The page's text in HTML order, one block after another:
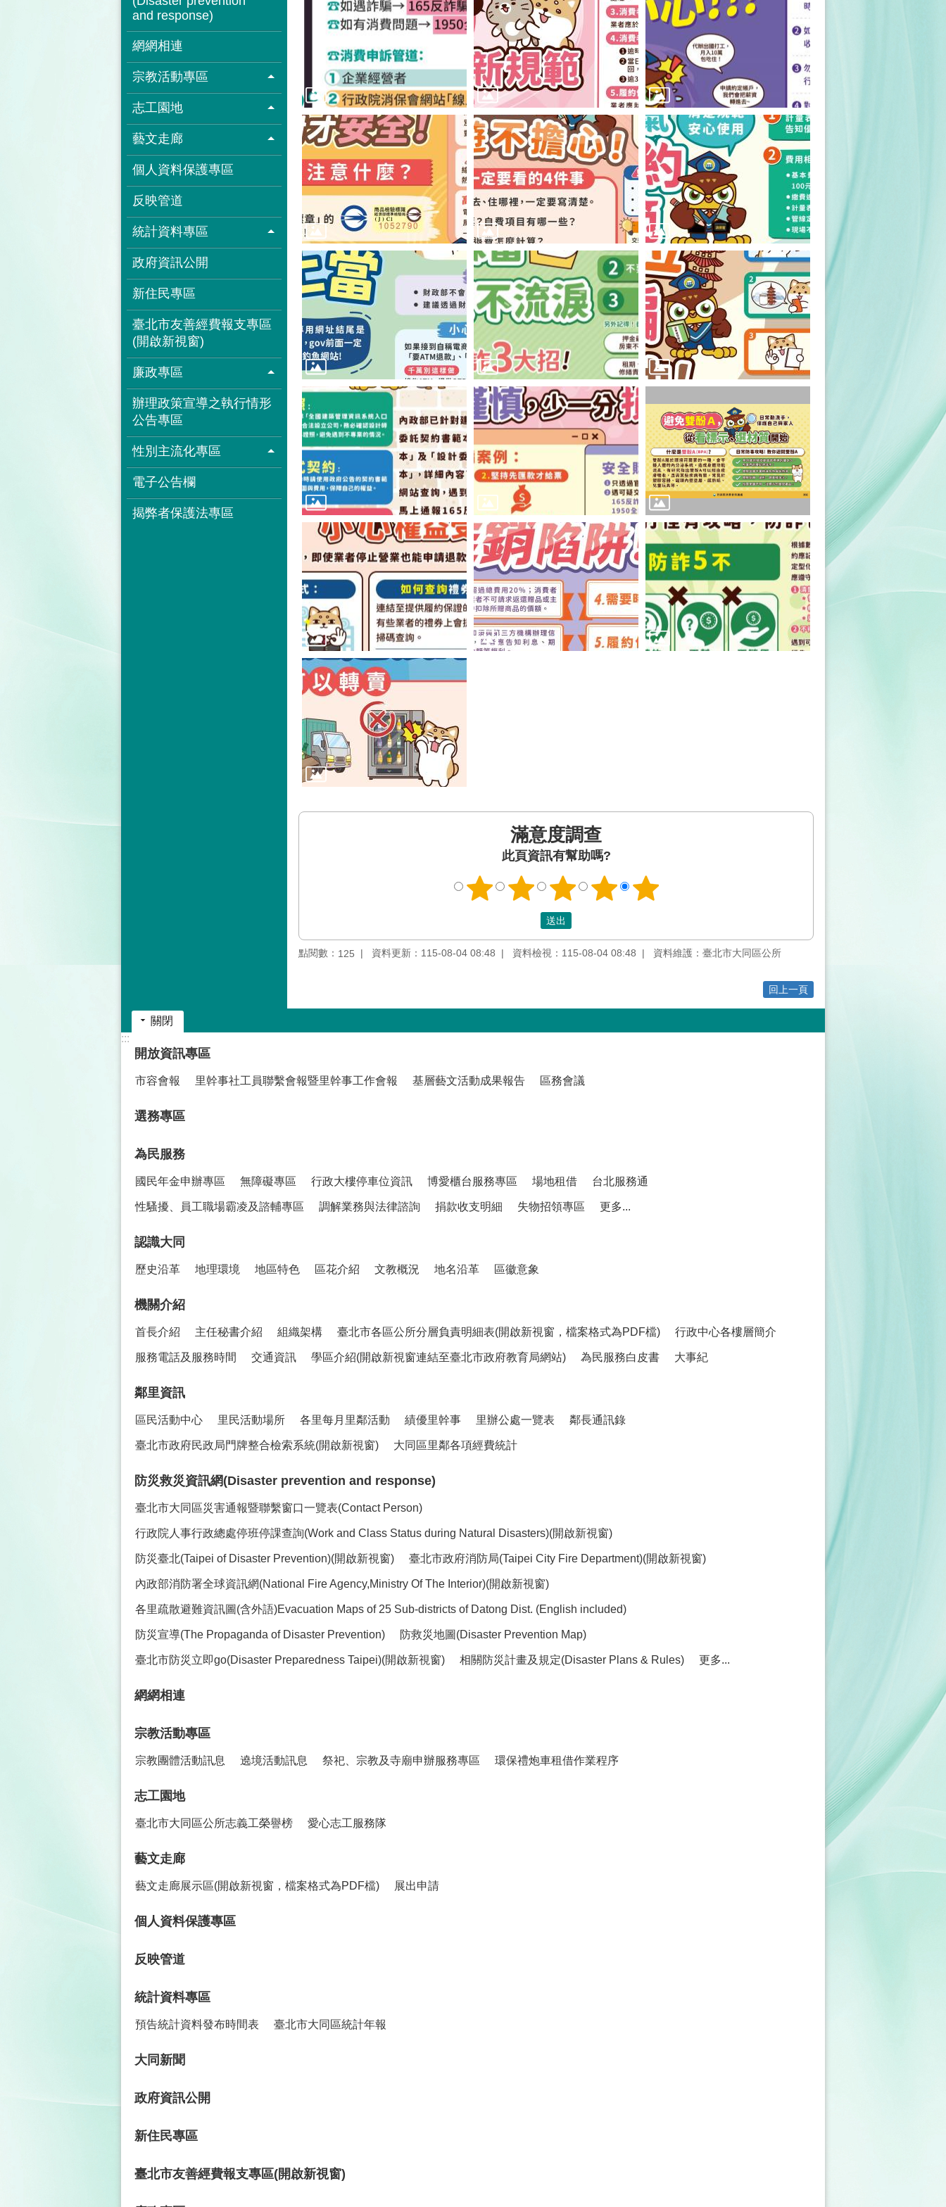
and response)
網網相連
宗教活動專區
志工園地
藝文走廊
個人資料保護專區
反映管道
統計資料專區
政府資訊公開
新住民專區
臺北市友善經費報支專區
(開啟新視窗)
廉政專區
辦理政策宣導之執行情形
公告專區
性別主流化專區
電子公告欄
揭弊者保護法專區
滿意度調查
此頁資訊有幫助嗎?
點閱數： 125 資料更新：115-08-04 08:48 資料檢視：115-08-04 08:48 資料維護：臺北市大同區公所
回上一頁
關閉
:::
開放資訊專區
市容會報 里幹事社工員聯繫會報暨里幹事工作會報 基層藝文活動成果報告 區務會議
選務專區
為民服務
國民年金申辦專區 無障礙專區 行政大樓停車位資訊 博愛櫃台服務專區 場地租借 台北服務通
性騷擾、員工職場霸凌及諮輔專區 調解業務與法律諮詢 捐款收支明細 失物招領專區 更多...
認識大同
歷史沿革 地理環境 地區特色 區花介紹 文教概況 地名沿革 區徽意象
機關介紹
首長介紹 主任秘書介紹 組織架構 臺北市各區公所分層負責明細表(開啟新視窗，檔案格式為PDF檔) 行政中心各樓層簡介
服務電話及服務時間 交通資訊 學區介紹(開啟新視窗連結至臺北市政府教育局網站) 為民服務白皮書 大事紀
鄰里資訊
區民活動中心 里民活動場所 各里每月里鄰活動 績優里幹事 里辦公處一覽表 鄰長通訊錄
臺北市政府民政局門牌整合檢索系統(開啟新視窗) 大同區里鄰各項經費統計
防災救災資訊網(Disaster prevention and response)
臺北市大同區災害通報暨聯繫窗口一覽表(Contact Person)
行政院人事行政總處停班停課查詢(Work and Class Status during Natural Disasters)(開啟新視窗)
防災臺北(Taipei of Disaster Prevention)(開啟新視窗) 臺北市政府消防局(Taipei City Fire Department)(開啟新視窗)
內政部消防署全球資訊網(National Fire Agency,Ministry Of The Interior)(開啟新視窗)
各里疏散避難資訊圖(含外語)Evacuation Maps of 25 Sub-districts of Datong Dist. (English included)
防災宣導(The Propaganda of Disaster Prevention) 防救災地圖(Disaster Prevention Map)
臺北市防災立即go(Disaster Preparedness Taipei)(開啟新視窗) 相關防災計畫及規定(Disaster Plans & Rules) 更多...
網網相連
宗教活動專區
宗教團體活動訊息 遶境活動訊息 祭祀、宗教及寺廟申辦服務專區 環保禮炮車租借作業程序
志工園地
臺北市大同區公所志義工榮譽榜 愛心志工服務隊
藝文走廊
藝文走廊展示區(開啟新視窗，檔案格式為PDF檔) 展出申請
個人資料保護專區
反映管道
統計資料專區
預告統計資料發布時間表 臺北市大同區統計年報
大同新聞
政府資訊公開
新住民專區
臺北市友善經費報支專區(開啟新視窗)